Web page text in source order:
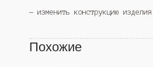
— изменить конструкцию изделия.
Похожие